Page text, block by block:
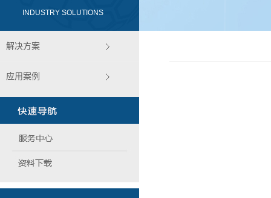
INDUSTRY SOLUTIONS
解决方案
应用案例